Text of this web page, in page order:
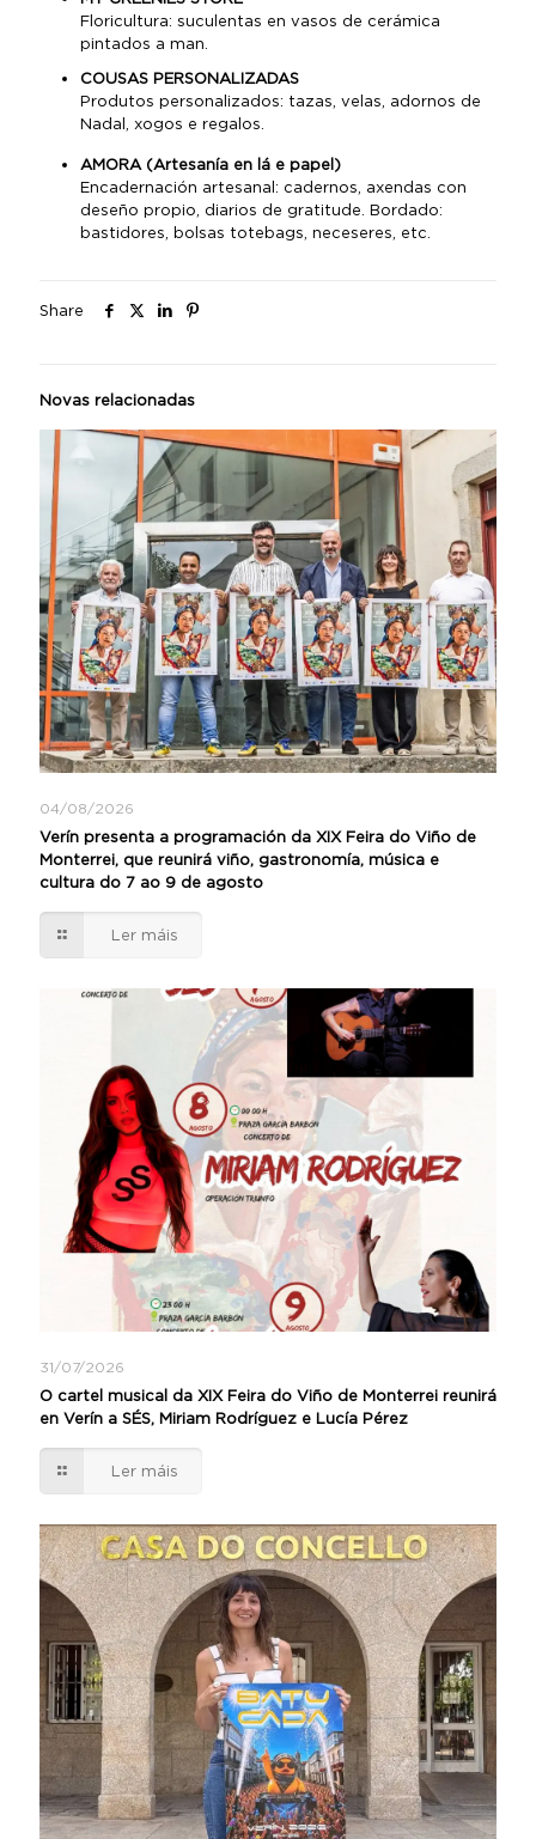
Floricultura: suculentas en vasos de cerámica
pintados a man.
COUSAS PERSONALIZADAS
Produtos personalizados: tazas, velas, adornos de
Nadal, xogos e regalos.
AMORA (Artesanía en lá e papel)
Encadernación artesanal: cadernos, axendas con
deseño propio, diarios de gratitude. Bordado:
bastidores, bolsas totebags, neceseres, etc.
Share
Novas relacionadas
04/08/2026
Verín presenta a programación da XIX Feira do Viño de
Monterrei, que reunirá viño, gastronomía, música e
cultura do 7 ao 9 de agosto
Ler máis
31/07/2026
O cartel musical da XIX Feira do Viño de Monterrei reunirá
en Verín a SÉS, Miriam Rodríguez e Lucía Pérez
Ler máis